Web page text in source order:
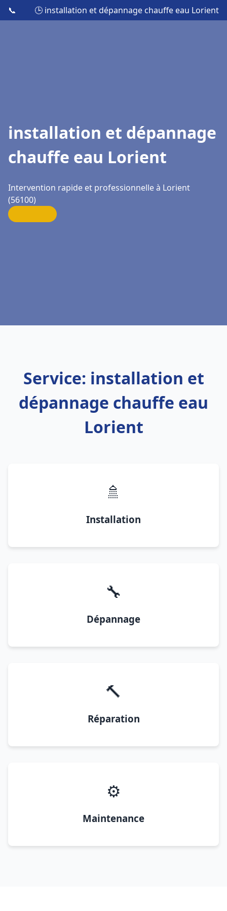
📞 🕒 installation et dépannage chauffe eau Lorient
installation et dépannage
chauffe eau Lorient
Intervention rapide et professionnelle à Lorient
(56100)
Service: installation et
dépannage chauffe eau
Lorient
🚿
Installation
🔧
Dépannage
🔨
Réparation
⚙️
Maintenance